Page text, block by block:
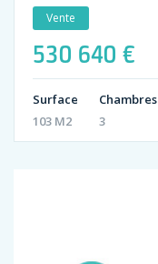
Vente
530 640 €
Surface
103 M2
Chambres
3